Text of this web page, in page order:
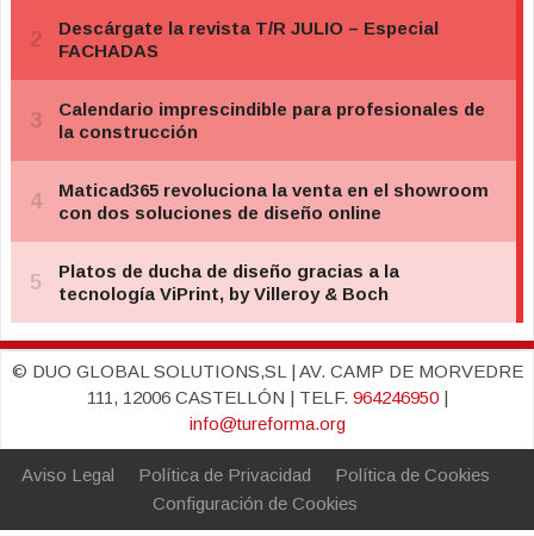
© DUO GLOBAL SOLUTIONS,SL | AV. CAMP DE MORVEDRE
111, 12006 CASTELLÓN | TELF. 964246950|
info@tureforma.org
Aviso Legal Política de Privacidad
Política de Cookies
Configuración de Cookies